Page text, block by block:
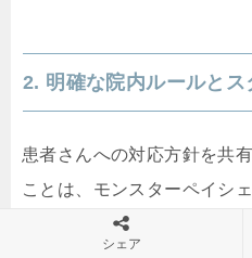
2. 明確な院内ルールと
患者さんへの対応方針を共
ことは、モンスターペイシ
なります。特に歯科医院で
シェア